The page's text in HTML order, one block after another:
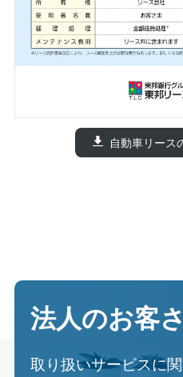
自動車リース
法人のお客
取り扱いサービスに